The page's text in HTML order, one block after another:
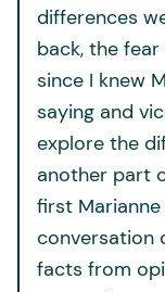
differences
back, the
since I knew
saying and
explore the
another part
first
conversation
facts from